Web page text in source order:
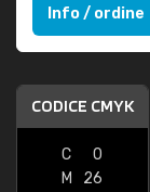
Info / ordine
CODICE CMYK
C
0
M
26